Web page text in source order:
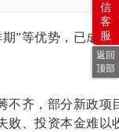
”等优势，已成
不齐，部分新政
败、投资本金难以
信
客
服
返回
顶部